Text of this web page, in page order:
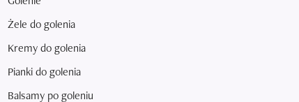
Żele do golenia
Kremy do golenia
Pianki do golenia
Balsamy po goleniu